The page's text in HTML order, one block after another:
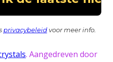
privacybeleidvoor meer info.
. Aangedreven door